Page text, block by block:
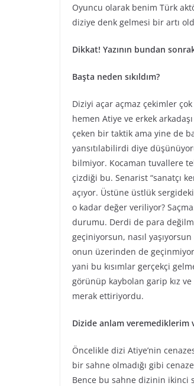
Oyuncu olarak benim Türk
diziye denk gelmesi bir artı
Dikkat! Yazının bundan
Başta neden sıkıldım?
Diziyi açar açmaz çekimler
hemen Atiye ve erkek
çeken bir taktik ama yine de
yansıtılabilirdi diye
bilmiyor. Kocaman tuvallere
çizdiği bu. Senarist “sanatçı
açıyor. Üstüne üstlük
o kadar değer veriliyor?
durumu. Derdi de para
geçiniyorsun, nasıl
onun üzerinden de
yani bu kısımlar gerçekçi
görünüp kaybolan garip kız
merak ettiriyordu.
Dizide anlam veremediklerim
Öncelikle dizi Atiye’nin
bir sahne olmadığı gibi
Bence bu sahne dizinin ikinci